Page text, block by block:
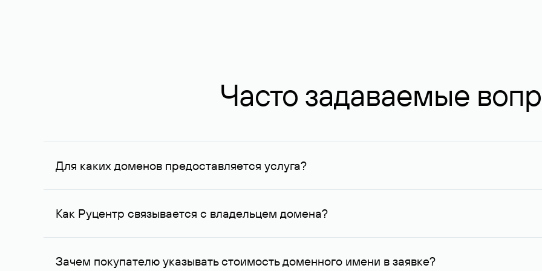
Часто задаваемые
Для каких доменов предоставляется услуга?
Услуга доступна для доменов, зарегистрированных в Руцентре и у других регистраторов. Для доменов,
Как Руцентр связывается с владельцем домена?
Для связи с владельцем домена используются его контактные данные, доступные Руцентру.
Зачем покупателю указывать стоимость доменного имени в заявке?